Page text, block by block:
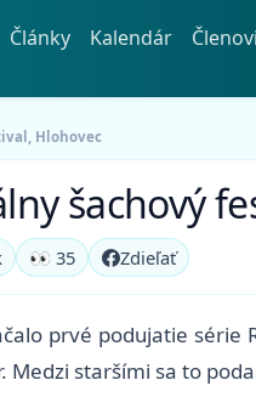
Články Kalendár
Hlohovec
šachový
👀 35 Zdieľať
prvé podujatie
staršími sa to